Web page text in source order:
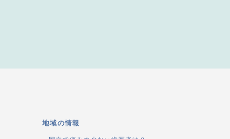
地域の情報